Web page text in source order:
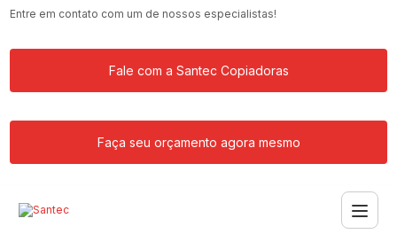
Entre em contato com um de nossos especialistas!
Fale com a Santec Copiadoras
Faça seu orçamento agora mesmo